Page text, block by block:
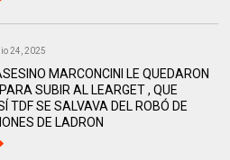
24, 2025
MARCONCINI LE QUEDARON
SUBIR AL LEARGET , QUE
TDF SE SALVAVA DEL ROBÓ DE
DE LADRON